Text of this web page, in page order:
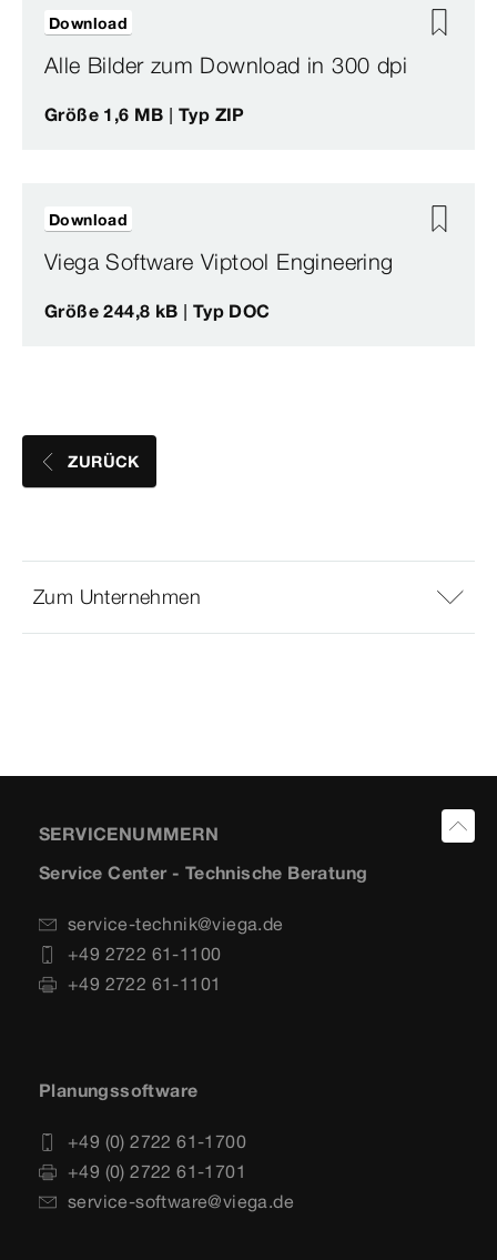
Alle Bilder zum Download in 300 dpi
Größe 1,6 MB | Typ ZIP
Download
Viega Software Viptool Engineering
Größe 244,8 kB | Typ DOC
Download
ZURÜCK
Zum Unternehmen
SERVICENUMMERN
Service Center - Technische Beratung
service-technik@viega.de
+49 2722 61-1100
+49 2722 61-1101
Planungssoftware
+49 (0) 2722 61-1700
+49 (0) 2722 61-1701
service-software@viega.de